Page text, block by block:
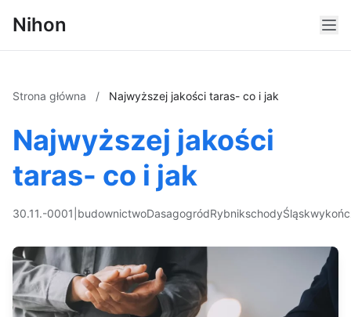
Nihon
Strona główna / Najwyższej jakości taras- co i jak
Najwyższej jakości
taras- co i jak
30.11.-0001 budownictwoDasagogródRybnikschodyŚląsk